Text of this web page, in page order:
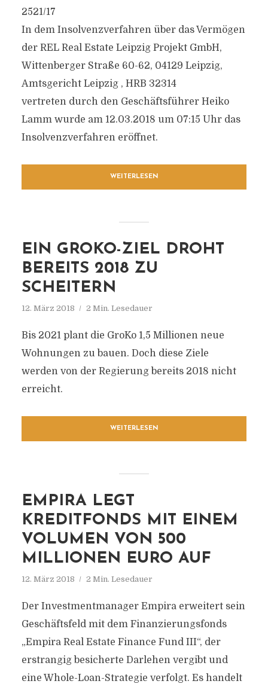
2521/17
In dem Insolvenzverfahren über das Vermögen
der REL Real Estate Leipzig Projekt GmbH,
Wittenberger Straße 60-62, 04129 Leipzig,
Amtsgericht Leipzig , HRB 32314
vertreten durch den Geschäftsführer Heiko
Lamm wurde am 12.03.2018 um 07:15 Uhr das
Insolvenzverfahren eröffnet.
WEITERLESEN
EIN GROKO-ZIEL DROHT
BEREITS 2018 ZU
SCHEITERN
12. März 2018 2 Min. Lesedauer
Bis 2021 plant die GroKo 1,5 Millionen neue
Wohnungen zu bauen. Doch diese Ziele
werden von der Regierung bereits 2018 nicht
erreicht.
WEITERLESEN
EMPIRA LEGT
KREDITFONDS MIT EINEM
VOLUMEN VON 500
MILLIONEN EURO AUF
12. März 2018 2 Min. Lesedauer
Der Investmentmanager Empira erweitert sein
Geschäftsfeld mit dem Finanzierungsfonds
„Empira Real Estate Finance Fund III“, der
erstrangig besicherte Darlehen vergibt und
eine Whole-Loan-Strategie verfolgt. Es handelt